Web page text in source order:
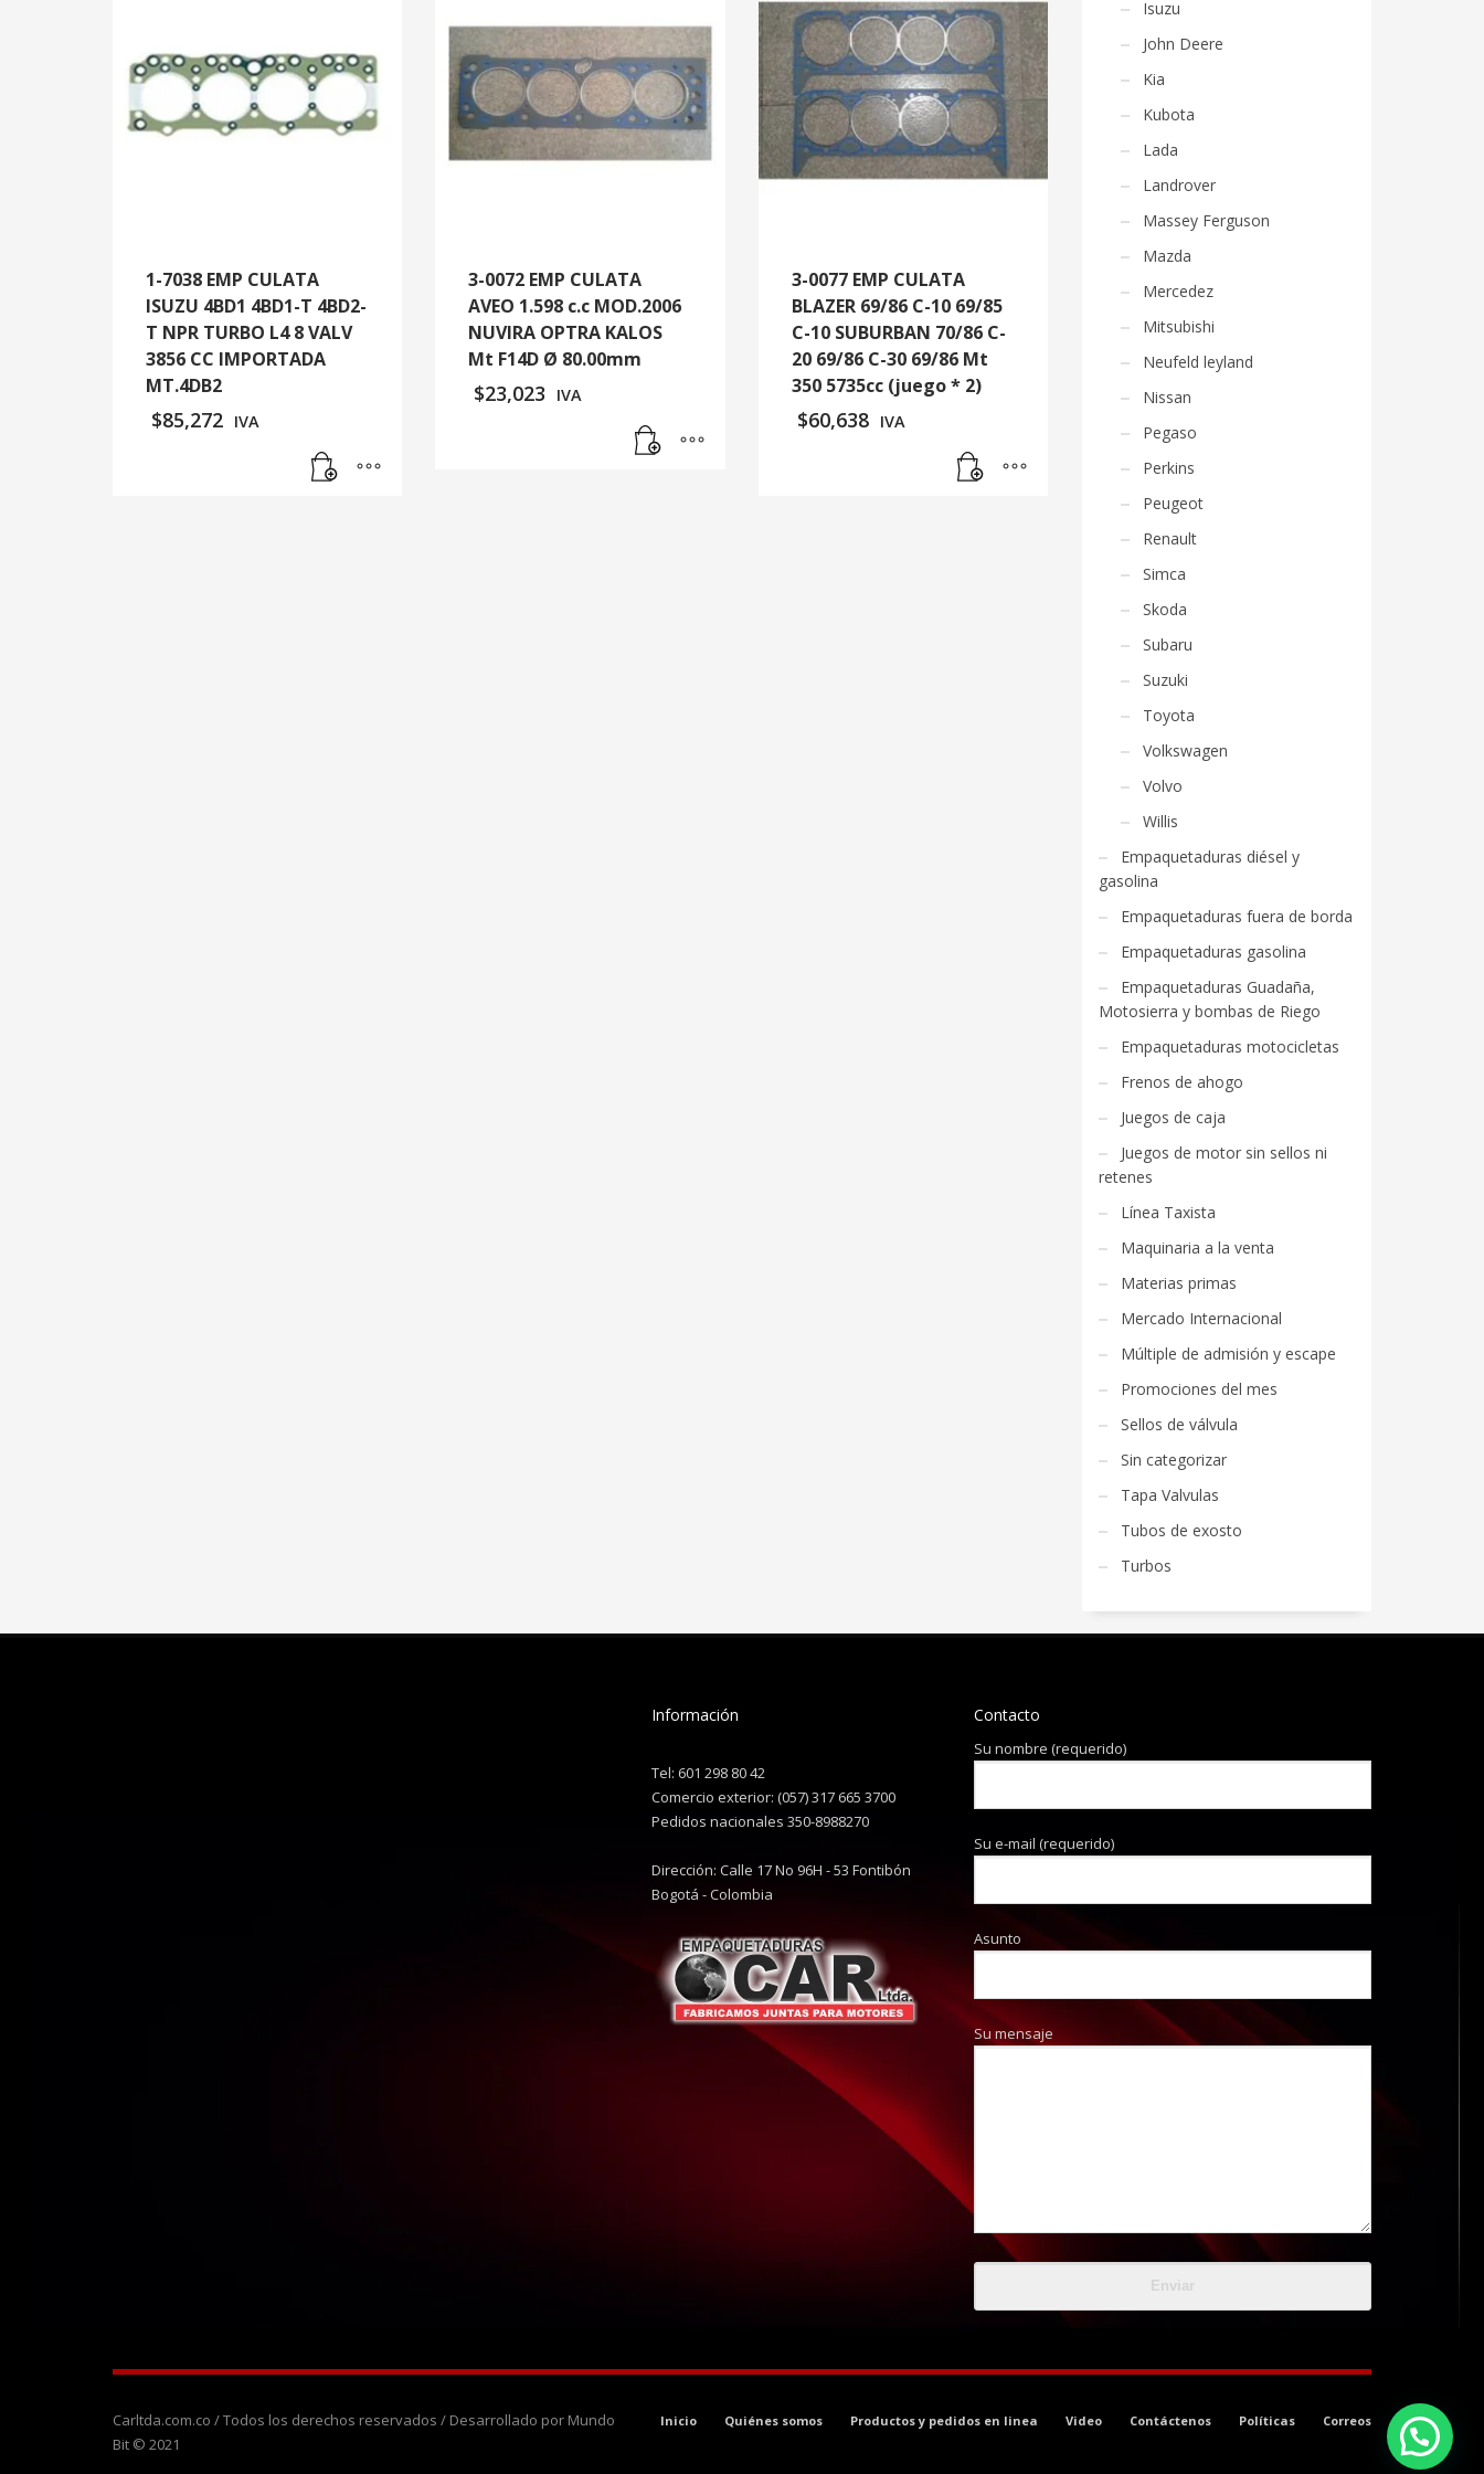
1-7038 EMP CULATA
ISUZU 4BD1 4BD1-T 4BD2-
T NPR TURBO L4 8 VALV
3856 CC IMPORTADA
MT.4DB2
$85,272 IVA
3-0072 EMP CULATA
AVEO 1.598 c.c MOD.2006
NUVIRA OPTRA KALOS
Mt F14D Ø 80.00mm
$23,023 IVA
3-0077 EMP CULATA
BLAZER 69/86 C-10 69/85
C-10 SUBURBAN 70/86 C-
20 69/86 C-30 69/86 Mt
350 5735cc (juego * 2)
$60,638 IVA
Isuzu
John Deere
Kia
Kubota
Lada
Landrover
Massey Ferguson
Mazda
Mercedez
Mitsubishi
Neufeld leyland
Nissan
Pegaso
Perkins
Peugeot
Renault
Simca
Skoda
Subaru
Suzuki
Toyota
Volkswagen
Volvo
Willis
Empaquetaduras diésel y
gasolina
Empaquetaduras fuera de borda
Empaquetaduras gasolina
Empaquetaduras Guadaña,
Motosierra y bombas de Riego
Empaquetaduras motocicletas
Frenos de ahogo
Juegos de caja
Juegos de motor sin sellos ni
retenes
Línea Taxista
Maquinaria a la venta
Materias primas
Mercado Internacional
Múltiple de admisión y escape
Promociones del mes
Sellos de válvula
Sin categorizar
Tapa Valvulas
Tubos de exosto
Turbos
Información
Tel: 601 298 80 42
Comercio exterior: (057) 317 665 3700
Pedidos nacionales 350-8988270
Dirección: Calle 17 No 96H - 53 Fontibón
Bogotá - Colombia
Contacto
Su nombre (requerido)
Su e-mail (requerido)
Asunto
Su mensaje
Inicio Quiénes somos Productos y pedidos en linea Video Contáctenos Políticas Correos
Carltda.com.co / Todos los derechos reservados / Desarrollado por Mundo
Bit © 2021